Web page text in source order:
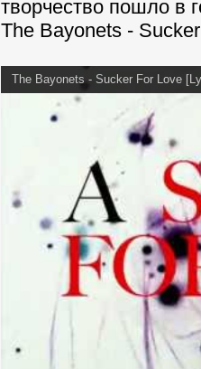
творчество пошло в
The Bayonets -
The Bayonets - Sucker For Love